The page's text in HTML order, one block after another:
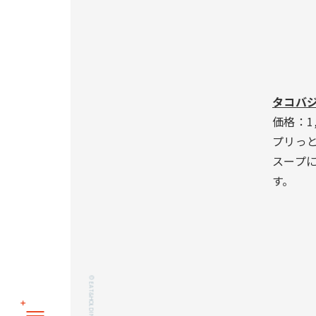
タコバ
価格：
プリっ
スープ
す。